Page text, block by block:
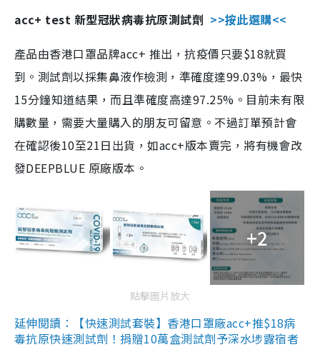
acc+ test 新型冠狀病毒抗原測試劑 >>按此選購<<
產品由香港口罩品牌acc+ 推出，抗疫價只要$18就買
到。測試劑以採集鼻液作檢測，準確度達99.03%，最快
15分鐘知道結果，而且準確度高達97.25%。目前未有限
購數量，需要大量購入的朋友可留意。不過訂單預計會
在確認後10至21日出貨，如acc+版本賣完，將有機會改
發DEEPBLUE 原廠版本。
+2
點擊圖片放大
延伸閱讀：【快速測試套裝】香港口罩廠acc+推$18病
毒抗原快速測試劑！捐贈10萬盒測試劑予深水埗露宿者